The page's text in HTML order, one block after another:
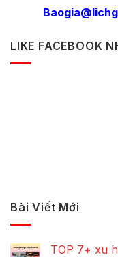
LIKE FACEBOOK
Bài Viết Mới
TOP 7+ xu